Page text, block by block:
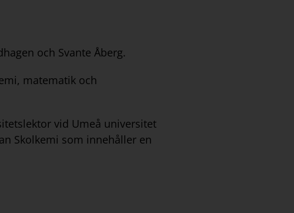
och Svante Åberg.
matematik och
vid Umeå universitet
Skolkemi som innehåller en